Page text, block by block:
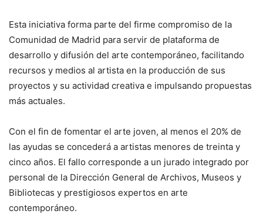
Esta iniciativa forma parte del firme compromiso de la
Comunidad de Madrid para servir de plataforma de
desarrollo y difusión del arte contemporáneo, facilitando
recursos y medios al artista en la producción de sus
proyectos y su actividad creativa e impulsando propuestas
más actuales.
Con el fin de fomentar el arte joven, al menos el 20% de
las ayudas se concederá a artistas menores de treinta y
cinco años. El fallo corresponde a un jurado integrado por
personal de la Dirección General de Archivos, Museos y
Bibliotecas y prestigiosos expertos en arte
contemporáneo.